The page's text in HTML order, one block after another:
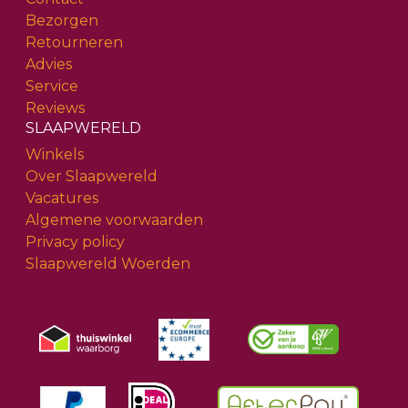
Bezorgen
Retourneren
Advies
Service
Reviews
SLAAPWERELD
Winkels
Over Slaapwereld
Vacatures
Algemene voorwaarden
Privacy policy
Slaapwereld Woerden